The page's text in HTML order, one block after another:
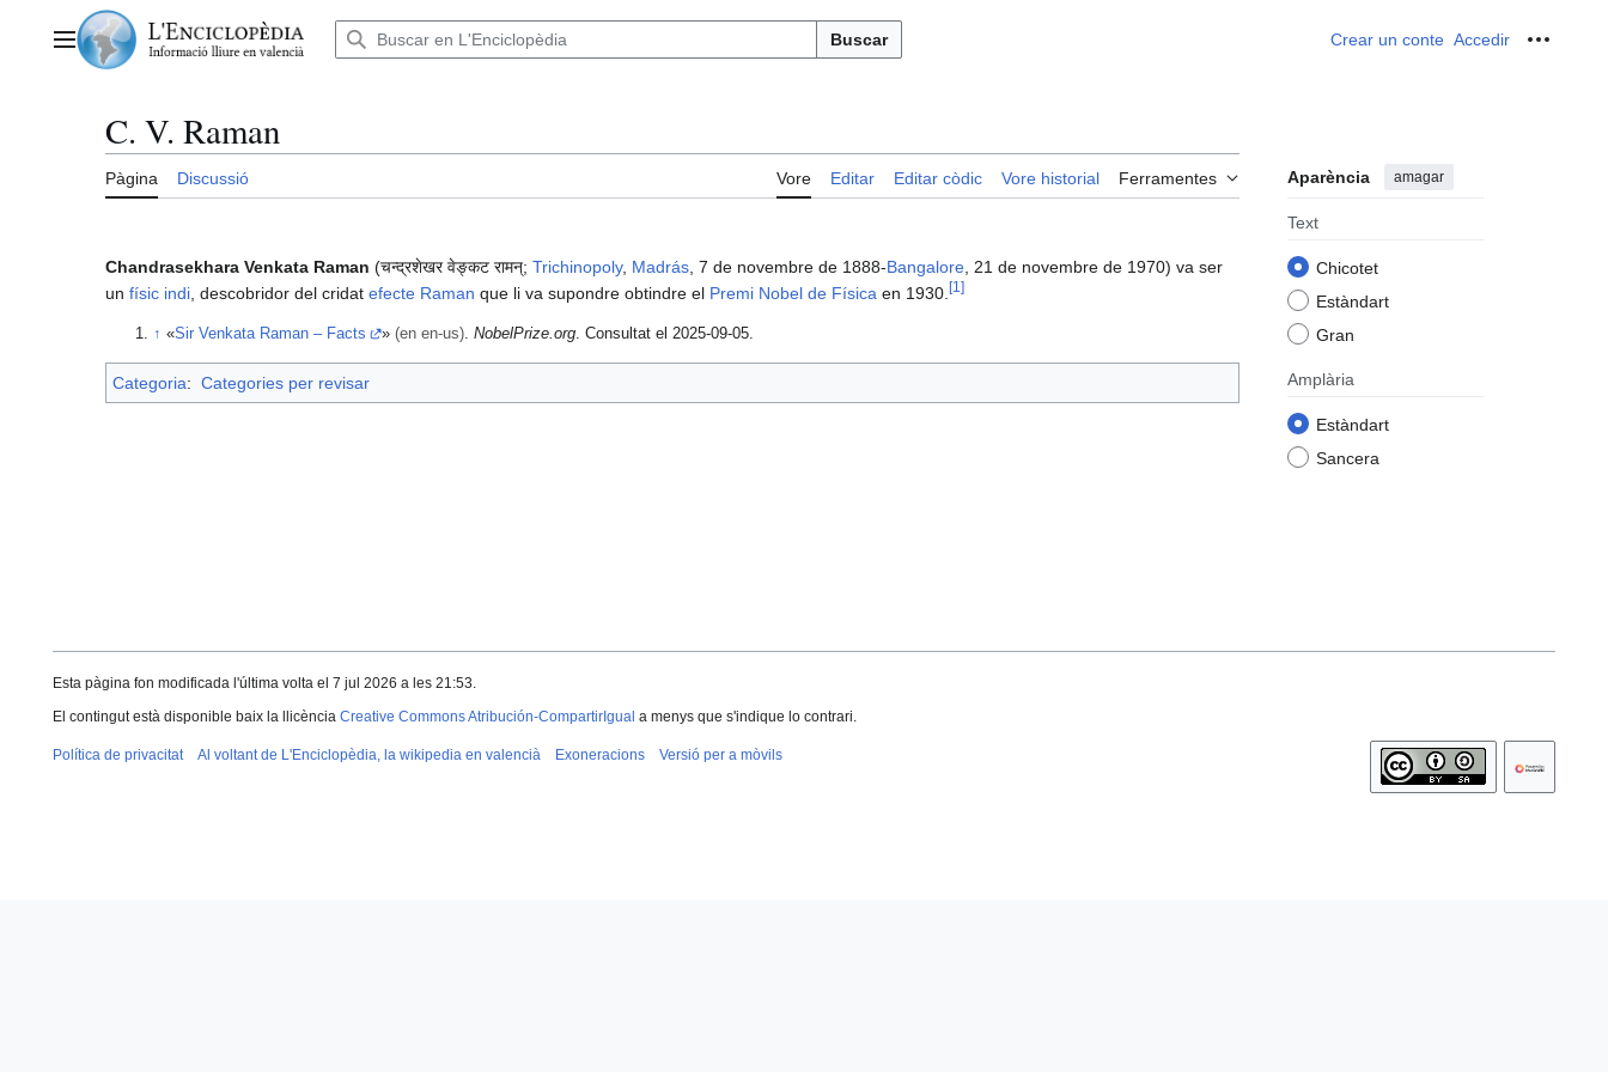
contingutMenú principal Buscar Crear un conte Accedir
C. V. Raman
Pàgina Discussió Vore Editar Editar còdic Vore historial Ferramentes Aparència amagar
Text
Chicotet
Estàndart
Gran
Amplària
Estàndart
Sancera
Chandrasekhara Venkata Raman (चन्द्रशेखर वेङ्कट रामन्; Trichinopoly, Madrás , 7 de novembre de 1888-Bangalore , 21 de novembre de 1970) va ser
un físic indi , descobridor del cridat efecte Raman que li va supondre obtindre el Premi Nobel de Física en 1930. [1 ]
↑ «Sir Venkata Raman – Facts » (en en-us). NobelPrize.org. Consultat el 2025-09-05.
Categoria: Categories per revisar
Esta pàgina fon modificada l'última volta el 7 jul 2026 a les 21:53.
El contingut està disponible baix la llicència Creative Commons Atribución-CompartirIgual a menys que s'indique lo contrari.
Política de privacitat Al voltant de L'Enciclopèdia, la wikipedia en valencià Exoneracions Versió per a mòvils